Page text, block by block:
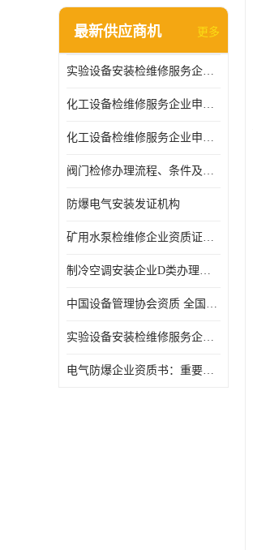
最新供应商机 更多
实验设备安装检维修服务企业申报要求和流程
化工设备检维修服务企业申报条件.
化工设备检维修服务企业申报条件
阀门检修办理流程、条件及费用
防爆电气安装发证机构
矿用水泵检维修企业资质证办理流程及费用
制冷空调安装企业D类办理要求
中国设备管理协会资质 全国均可办理
实验设备安装检维修服务企业申报要求和流程.
​电气防爆企业资质书：重要性及作用